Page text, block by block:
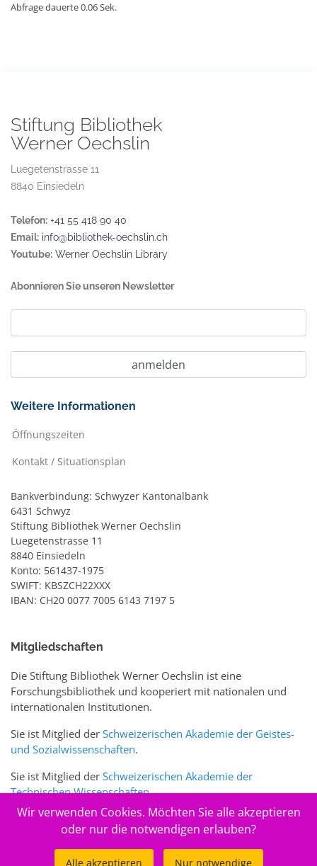
Abfrage dauerte 0.06 Sek.
Stiftung Bibliothek
Werner Oechslin
Luegetenstrasse 11
8840 Einsiedeln
Telefon: +41 55 418 90 40
Email: info@bibliothek-oechslin.ch
Youtube: Werner Oechslin Library
Abonnieren Sie unseren Newsletter
Weitere Informationen
Öffnungszeiten
Kontakt / Situationsplan
Bankverbindung: Schwyzer Kantonalbank
6431 Schwyz
Stiftung Bibliothek Werner Oechslin
Luegetenstrasse 11
8840 Einsiedeln
Konto: 561437-1975
SWIFT: KBSZCH22XXX
IBAN: CH20 0077 7005 6143 7197 5
Mitgliedschaften
Die Stiftung Bibliothek Werner Oechslin ist eine
Forschungsbibliothek und kooperiert mit nationalen und
internationalen Institutionen.
Sie ist Mitglied der Schweizerischen Akademie der Geistes-
und Sozialwissenschaften.
Sie ist Mitglied der Schweizerischen Akademie der
Technischen Wissenschaften.
Sie ist zudem Mitglied des Schweizer Portalswww.sciences-
Wir verwenden Cookies. Möchten Sie alle akzeptieren
oder nur die notwendigen erlauben?
Alle akzeptieren Nur notwendige